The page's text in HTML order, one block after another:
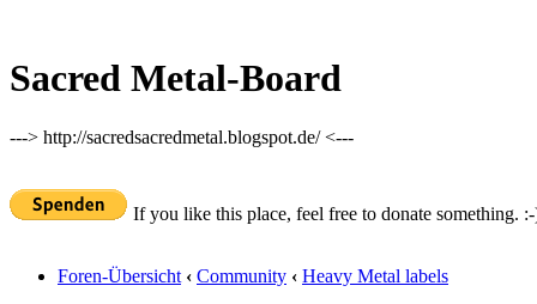
Sacred Metal-Board
---> http://sacredsacredmetal.blogspot.de/ <---
If you like this place, feel free to donate something.
Foren-Übersicht ‹ Community ‹ Heavy Metal labels